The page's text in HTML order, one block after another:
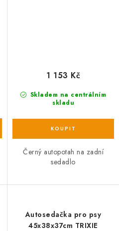
Skladem na centrálním
skladu
1 153 Kč
Černý autopotah na zadní
sedadlo
Autosedačka pro psy
45x38x37cm TRIXIE